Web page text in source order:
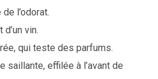
l’odorat.
vin.
qui teste des parfums.
saillante, effilée à l’avant de